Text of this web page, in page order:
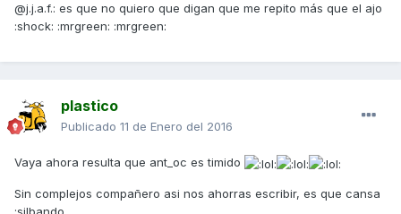
@j.j.a.f.: es que no quiero que digan que me repito más que el ajo
:shock: :mrgreen: :mrgreen:
plastico
Publicado 11 de Enero del 2016
Vaya ahora resulta que ant_oc es timido
Sin complejos compañero asi nos ahorras escribir, es que cansa